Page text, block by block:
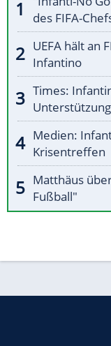
des FIFA-
UEFA hält an
Infantino
Times:
Unterstützung
Medien:
Krisentreffen
Matthäus
Fußball"